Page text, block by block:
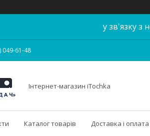
у зв'язку з
049-61-48
Інтернет-магазин iTochka
Каталог товарів Доставка і оплата